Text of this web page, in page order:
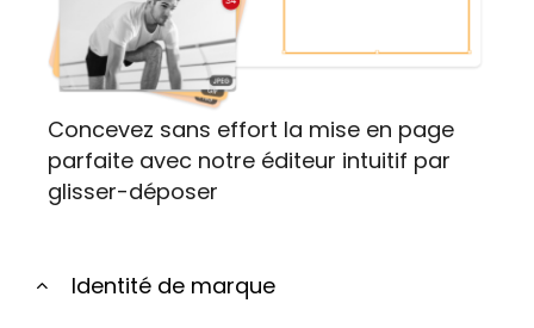
Concevez sans effort la mise en page
parfaite avec notre éditeur intuitif par
glisser-déposer
Identité de marque